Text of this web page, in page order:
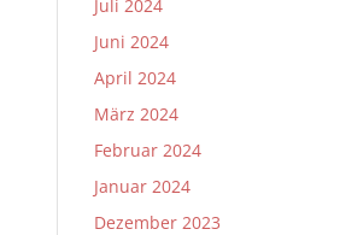
Juli 2024
Juni 2024
April 2024
März 2024
Februar 2024
Januar 2024
Dezember 2023